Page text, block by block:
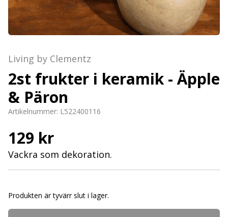
Living by Clementz
2st frukter i keramik - Äpple
& Päron
Artikelnummer: L522400116
129 kr
Vackra som dekoration.
Produkten är tyvärr slut i lager.